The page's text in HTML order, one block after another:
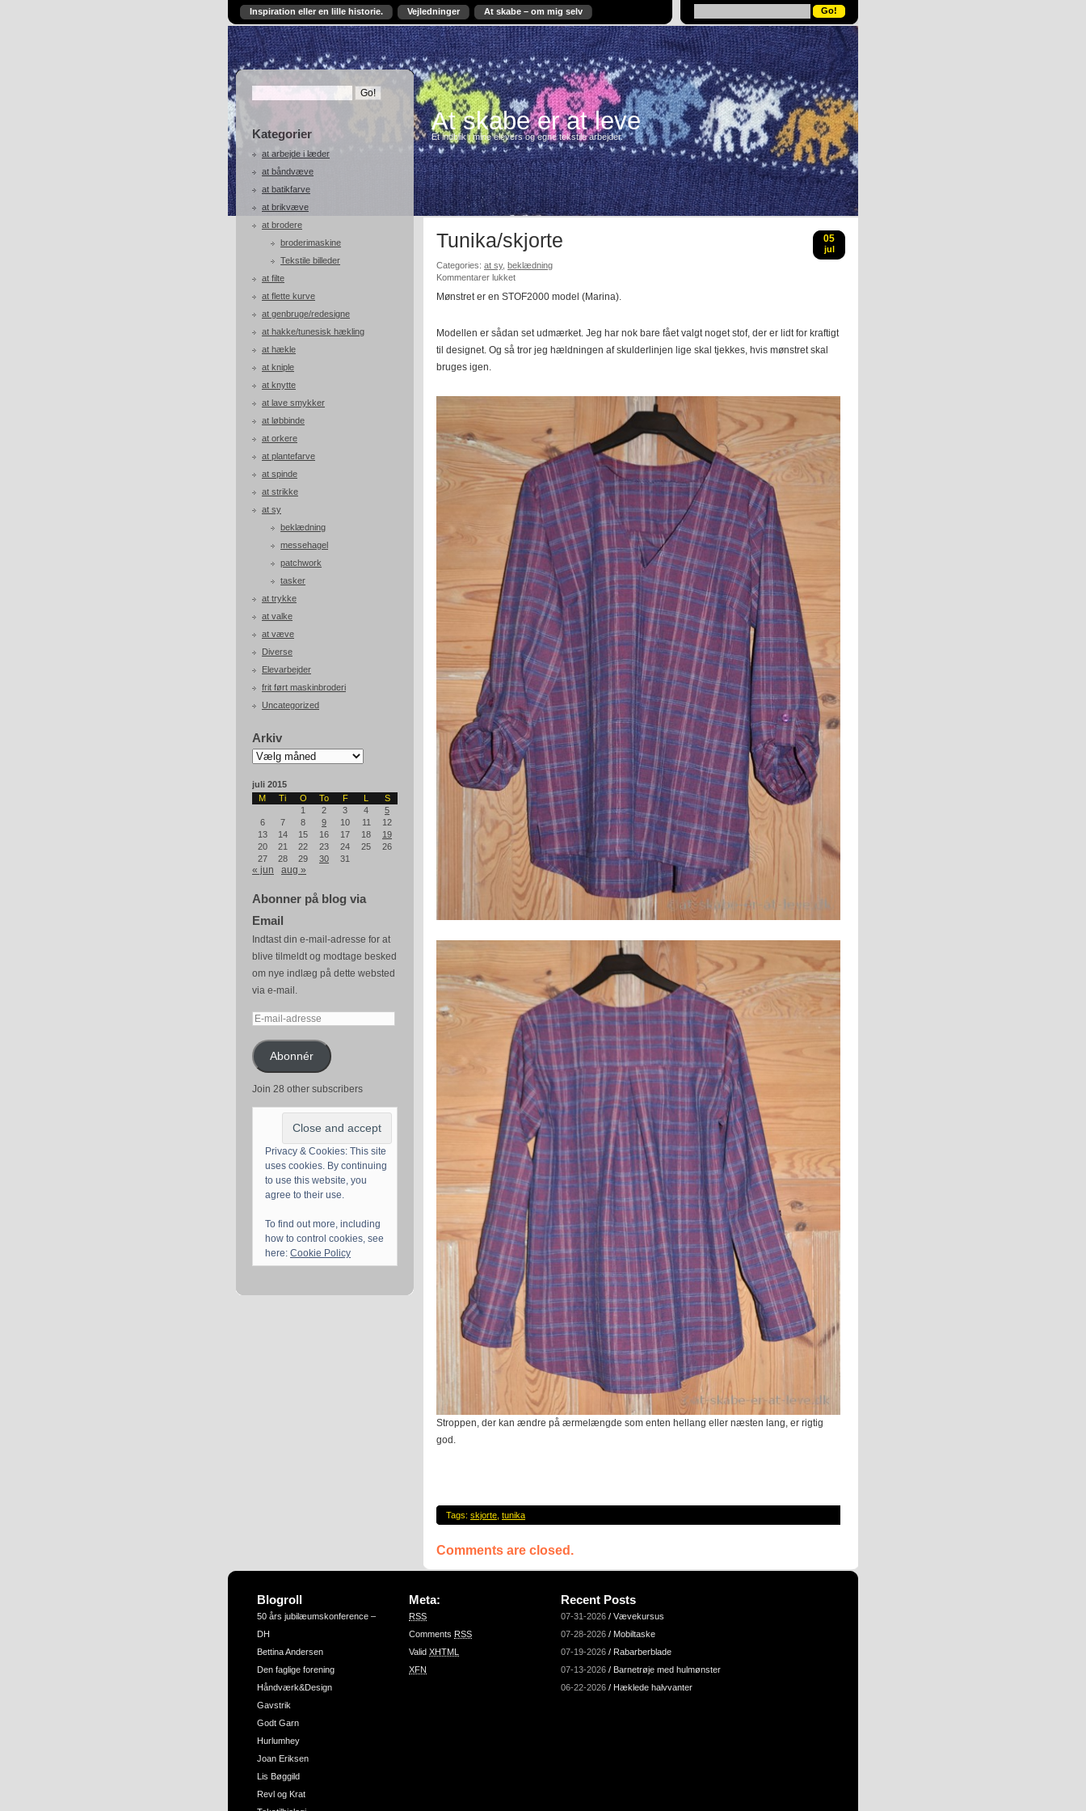
Inspiration eller en lille historie. Vejledninger At skabe – om mig selv
Kategorier
at arbejde i læder
at båndvæve
at batikfarve
at brikvæve
at brodere
broderimaskine
Tekstile billeder
at filte
at flette kurve
at genbruge/redesigne
at hakke/tunesisk hækling
at hækle
at kniple
at knytte
at lave smykker
at løbbinde
at orkere
at plantefarve
at spinde
at strikke
at sy
beklædning
messehagel
patchwork
tasker
at trykke
at valke
at væve
Diverse
Elevarbejder
frit ført maskinbroderi
Uncategorized
Arkiv
Arkiv
juli 2015
M
Ti O To F L
S
1
2 3 4
5
6
7 8 9 10 11
12
13
14 15 16 17 18
19
20
21 22 23 24 25
26
27
28 29 30 31
« jun aug »
Abonner på blog via
Email
Indtast din e-mail-adresse for at
blive tilmeldt og modtage besked
om nye indlæg på dette websted
via e-mail.
E-
adresseAbonnér
Join 28 other subscribers
Privacy & Cookies: This site
uses cookies. By continuing
to use this website, you
agree to their use.
To find out more, including
how to control cookies, see
here: Cookie Policy
At skabe er at leve
Et indblik i mine elevers og egne tekstile arbejder.
Tunika/skjorte 05
jul
Categories: at sy, beklædning
Kommentarer lukkettil
Mønstret er en STOF2000 model (Marina).
Modellen er sådan set udmærket. Jeg har nok bare fået valgt noget stof, der er lidt for kraftigt
til designet. Og så tror jeg hældningen af skulderlinjen lige skal tjekkes, hvis mønstret skal
bruges igen.
Stroppen, der kan ændre på ærmelængde som enten hellang eller næsten lang, er rigtig
god.
Tags: skjorte tunika
Comments are closed.
Blogroll
50 års jubilæumskonference –
DH
Bettina Andersen
Den faglige forening
Håndværk&Design
Gavstrik
Godt Garn
Hurlumhey
Joan Eriksen
Lis Bøggild
Revl og Krat
Meta:
RSS
Comments RSS
Valid XHTML
XFN
Recent Posts
07-31-2026 / Vævekursus
07-28-2026 / Mobiltaske
07-19-2026 / Rabarberblade
07-13-2026 / Barnetrøje med hulmønster
06-22-2026 / Hæklede halvvanter